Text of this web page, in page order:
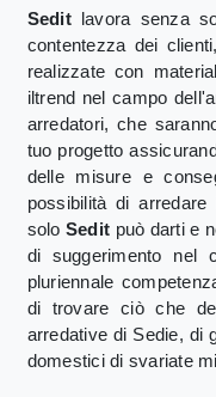
Seditlavora senza
contentezza dei
realizzate con
iltrend nel campo
arredatori, che
tuo progetto
delle misure e
possibilità di
solo Sedit può darti e
di suggerimento nel
pluriennale
di trovare ciò che
arredative di Sedie, di
domestici di svariate